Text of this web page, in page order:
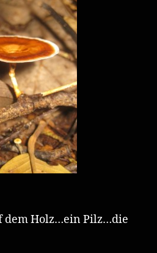
dem Holz…ein Pilz…die